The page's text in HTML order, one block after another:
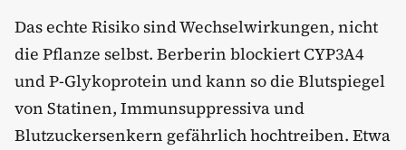
Das echte Risiko sind Wechselwirkungen, nicht
die Pflanze selbst. Berberin blockiert CYP3A4
und P-Glykoprotein und kann so die Blutspiegel
von Statinen, Immunsuppressiva und
Blutzuckersenkern gefährlich hochtreiben. Etwa